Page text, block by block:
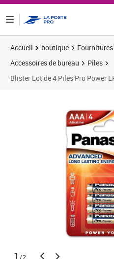
Accueil boutique
Accessoires de bureau
Piles
Blister Lot de 4 Piles Pro Power
1 /2